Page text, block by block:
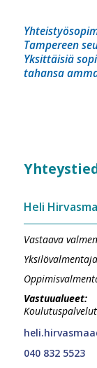
Tampereen
Yksittäisiä
tahansa
Heli
Vastaava
Vastuualueet:
Koulutuspalvelut
040 832 5523